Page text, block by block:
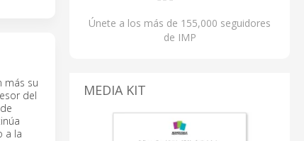
más su
del
a la
Únete a los más de 155,000 seguidores
de IMP
MEDIA KIT